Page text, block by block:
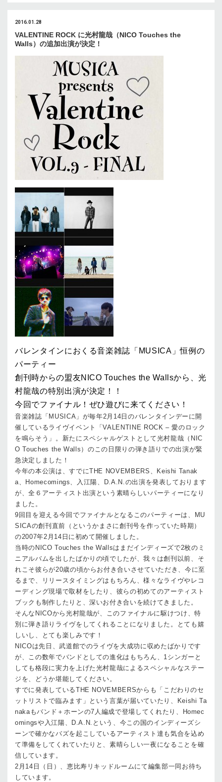
2016.01.28
VALENTINE ROCK に光村龍哉（NICO Touches the
Walls）の追加出演が決定！
バレンタインにおくる音楽雑誌「MUSICA」恒例の
パーティー
創刊時からの盟友NICO Touches the Wallsから、光
村龍哉の特別出演が決定！！
今回でファイナル！ぜひ遊びに来てください！
音楽雑誌「MUSICA」が毎年2月14日のバレンタインデーに開
催しているライヴイベント「VALENTINE ROCK – 愛のロック
を鳴らそう」。新たにスペシャルゲストとして光村龍哉（NIC
O Touches the Walls）のこの日限りの弾き語りでの出演が緊
急決定しました！
今年の本公演は、すでにTHE NOVEMBERS、Keishi Tanak
a、Homecomings、入江陽、D.A.N.の出演を発表しております
が、全６アーティスト出演という素晴らしいパーティーになり
ました。
9回目を迎える今回でファイナルとなるこのパーティーは、MU
SICAの創刊直前（というかまさに創刊号を作っていた時期）
の2007年2月14日に初めて開催しました。
当時のNICO Touches the Wallsはまだインディーズで2枚のミ
ニアルバムを出したばかりの頃でしたが、我々は創刊以前、そ
れこそ彼らが20歳の頃からお付き合いさせていただき、今に至
るまで、リリースタイミングはもちろん、様々なライヴやレコ
ーディング現場で取材をしたり、彼らの初めてのアーティスト
ブックも制作したりと、深いお付き合いを続けてきました。
そんなNICOから光村龍哉が、このファイナルに駆けつけ、特
別に弾き語りライヴをしてくれることになりました。とても嬉
しいし、とても楽しみです！
NICOは先日、武道館でのライヴを大成功に収めたばかりです
が、この数年でバンドとしての進化はもちろん、1シンガーと
しても格段に実力を上げた光村龍哉によるスペシャルなステー
ジを、どうか堪能してください。
すでに発表しているTHE NOVEMBERSからも「こだわりのセ
ットリストで臨みます」という言葉が届いていたり、Keishi Ta
nakaもバンド＋ホーンの7人編成で登場してくれたり、Homec
omingsや入江陽、D.A.N.という、今この国のインディーズシ
ーンで確かなバズを起こしているアーティスト達も気合を込め
て準備をしてくれていたりと、素晴らしい一夜になることを確
信しています。
2月14日（日）、恵比寿リキッドルームにて編集部一同お待ち
しています。